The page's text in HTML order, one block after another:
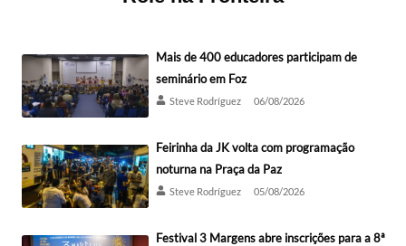
Mais de 400 educadores participam de
seminário em Foz
Steve Rodríguez 06/08/2026
Feirinha da JK volta com programação
noturna na Praça da Paz
Steve Rodríguez 05/08/2026
Festival 3 Margens abre inscrições para a 8ª